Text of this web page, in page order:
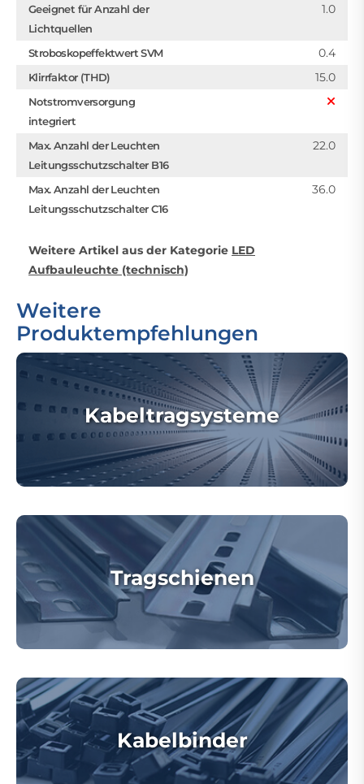
Geeignet für Anzahl der
Lichtquellen
1.0
Stroboskopeffektwert SVM 0.4
Klirrfaktor (THD) 15.0
Notstromversorgung
integriert
Max. Anzahl der Leuchten
Leitungsschutzschalter B16
22.0
Max. Anzahl der Leuchten
Leitungsschutzschalter C16
36.0
Weitere Artikel aus der Kategorie LED
Aufbauleuchte (technisch)
Weitere
Produktempfehlungen
Kabeltragsysteme
Tragschienen
Kabelbinder